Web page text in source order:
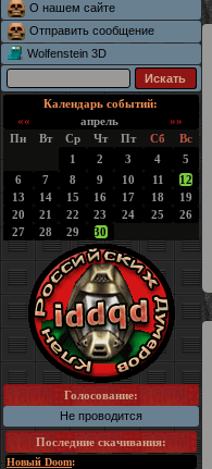
О нашем сайте
Отправить сообщение
Wolfenstein 3D
Календарь событий:
««
апрель
»»
Пн
Вт Ср Чт Пт Сб
Вс
1
2 3 4
5
6
7 8 9 10 11
12
13
14 15 16 17 18
19
20
21 22 23 24 25
26
27
28 29 30
Голосование:
Не проводится
Последние скачивания:
Новый Doom: